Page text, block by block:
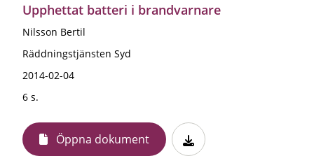
Upphettat batteri i brandvarnare
Nilsson Bertil
Räddningstjänsten Syd
2014-02-04
6 s.
Öppna dokument